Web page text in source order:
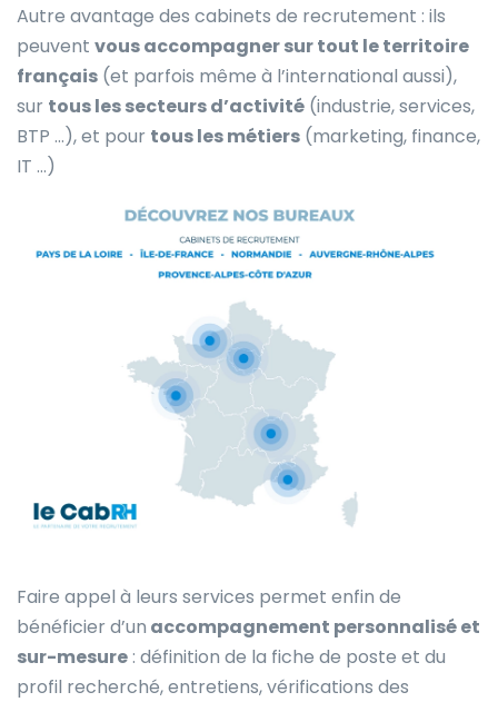
Autre avantage des cabinets de recrutement : ils
peuvent vous accompagner sur tout le territoire
français (et parfois même à l’international aussi),
sur tous les secteurs d’activité (industrie, services,
BTP …), et pour tous les métiers (marketing, finance,
IT …)
Faire appel à leurs services permet enfin de
bénéficier d’un accompagnement personnalisé et
sur-mesure : définition de la fiche de poste et du
profil recherché, entretiens, vérifications des